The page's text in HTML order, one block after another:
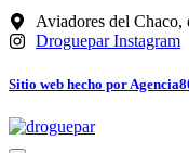
Aviadores del
Droguepar Instagram
Sitio web hecho por